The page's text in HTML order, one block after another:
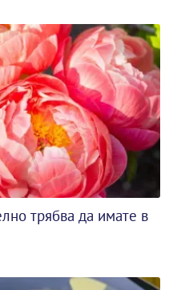
трябва да имате в